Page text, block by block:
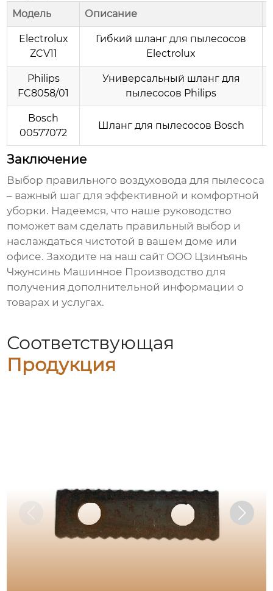
Модель Описание
Electrolux
ZCV11
Гибкий шланг для пылесосов
Electrolux
Philips
FC8058/01
Универсальный шланг для
пылесосов Philips
Bosch
00577072
Шланг для пылесосов Bosch
Заключение
Выбор правильного воздуховода для пылесоса
– важный шаг для эффективной и комфортной
уборки. Надеемся, что наше руководство
поможет вам сделать правильный выбор и
наслаждаться чистотой в вашем доме или
офисе. Заходите на наш сайт ООО Цзинъянь
Чжунсинь Машинное Производство для
получения дополнительной информации о
товарах и услугах.
Соответствующая
Продукция